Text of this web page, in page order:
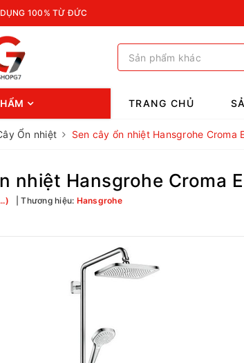
100% TỪ ĐỨC
TRANG CHỦ
Ổn nhiệt Sen cây ổn nhiệt Hansgrohe
nhiệt Hansgrohe Croma
Thương hiệu: Hansgrohe